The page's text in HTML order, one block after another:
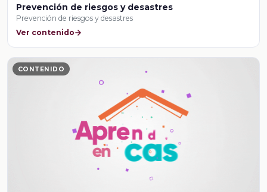
Prevención de riesgos y desastres
Prevención de riesgos y desastres
Ver contenido
CONTENIDO